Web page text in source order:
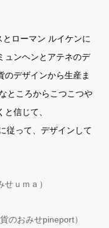
ローマン ルイケンに
ュンヘンとアテネのデ
のデザインから生産ま
ところからこつこつや
信じて、
従って、デザインして
ｕｍａ）
のおみせpineport）